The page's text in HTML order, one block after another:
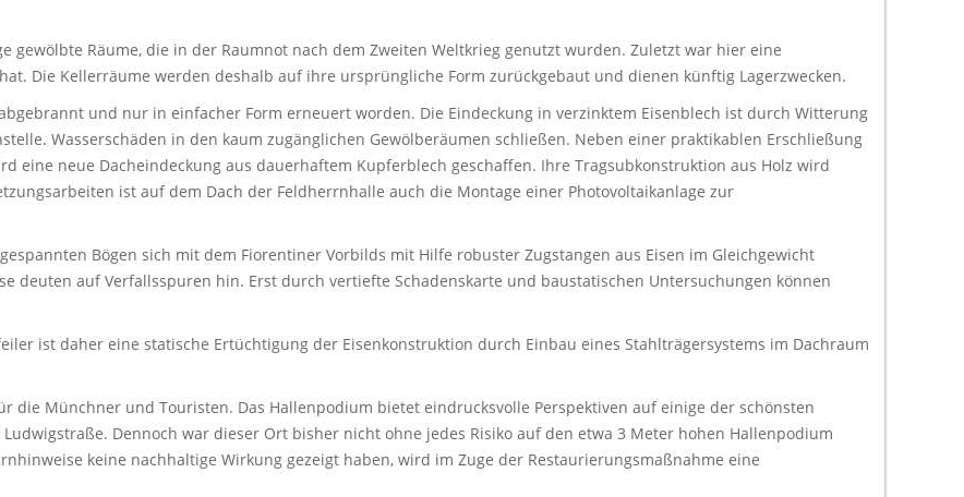
gewölbte Räume, die in der Raumnot nach dem Zweiten Weltkrieg genutzt wurden. Zuletzt war hier eine
Die Kellerräume werden deshalb auf ihre ursprüngliche Form zurückgebaut und dienen künftig Lagerzwecken.
und nur in einfacher Form erneuert worden. Die Eindeckung in verzinktem Eisenblech ist durch Witterung
Wasserschäden in den kaum zugänglichen Gewölberäumen schließen. Neben einer praktikablen Erschließung
eine neue Dacheindeckung aus dauerhaftem Kupferblech geschaffen. Ihre Tragsubkonstruktion aus Holz wird
ist auf dem Dach der Feldherrnhalle auch die Montage einer Photovoltaikanlage zur
Bögen sich mit dem Fiorentiner Vorbilds mit Hilfe robuster Zugstangen aus Eisen im Gleichgewicht
deuten auf Verfallsspuren hin. Erst durch vertiefte Schadenskarte und baustatischen Untersuchungen können
ist daher eine statische Ertüchtigung der Eisenkonstruktion durch Einbau eines Stahlträgersystems im Dachraum
Münchner und Touristen. Das Hallenpodium bietet eindrucksvolle Perspektiven auf einige der schönsten
Dennoch war dieser Ort bisher nicht ohne jedes Risiko auf den etwa 3 Meter hohen Hallenpodium
keine nachhaltige Wirkung gezeigt haben, wird im Zuge der Restaurierungsmaßnahme eine